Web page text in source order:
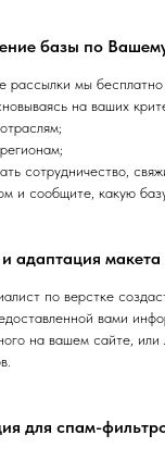
базы по
рассылки мы
на ваших
сотрудничество,
и сообщите, какую
адаптация макета
по верстке
вами
на вашем сайте, или
для спам-